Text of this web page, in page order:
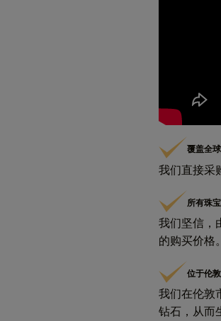
覆盖全
我们直接采
所有珠
我们坚信，
的购买价格。
位于伦
我们在伦敦
钻石，从而